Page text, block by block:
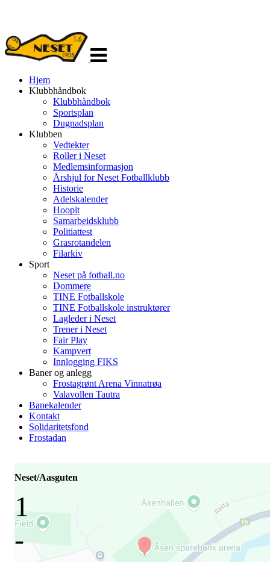
navigasjon
Hjem
Klubbhåndbok
Klubbhåndbok
Sportsplan
Dugnadsplan
Klubben
Vedtekter
Roller i Neset
Medlemsinformasjon
Årshjul for Neset Fotballklubb
Historie
Adelskalender
Hoopit
Samarbeidsklubb
Politiattest
Grasrotandelen
Filarkiv
Sport
Neset på fotball.no
Dommere
TINE Fotballskole
TINE Fotballskole instruktører
Lagleder i Neset
Trener i Neset
Fair Play
Kampvert
Innlogging FIKS
Baner og anlegg
Frostagrønt Arena Vinnatrøa
Valavollen Tautra
Banekalender
Kontakt
Solidaritetsfond
Frostadan
Neset/Aasguten
1
-